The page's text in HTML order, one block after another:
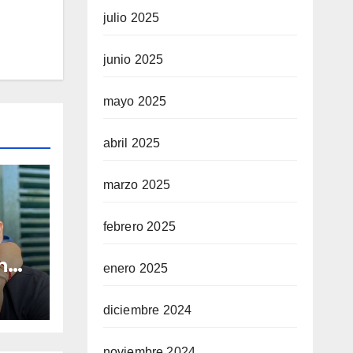
julio 2025
junio 2025
mayo 2025
abril 2025
marzo 2025
febrero 2025
enero 2025
diciembre 2024